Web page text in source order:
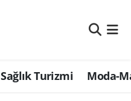
Sağlık Turizmi Moda-